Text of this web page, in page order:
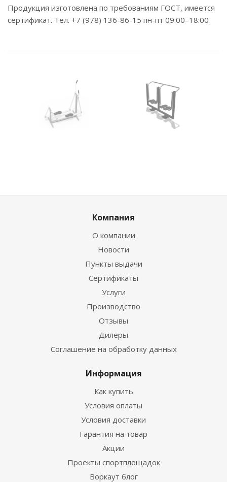
Продукция изготовлена по требованиям ГОСТ, имеется
сертификат. Тел. +7 (978) 136-86-15 пн-пт 09:00–18:00
Компания
О компании
Новости
Пункты выдачи
Сертификаты
Услуги
Производство
Отзывы
Дилеры
Соглашение на обработку данных
Информация
Как купить
Условия оплаты
Условия доставки
Гарантия на товар
Акции
Проекты спортплощадок
Воркаут блог